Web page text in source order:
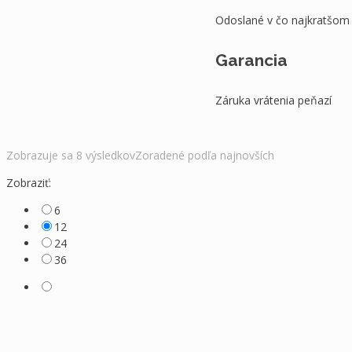
Odoslané v čo najkratšom
Garancia
Záruka vrátenia peňazí
Zobrazuje sa 8 výsledkovZoradené podľa najnovších
Zobraziť:
6
12
24
36